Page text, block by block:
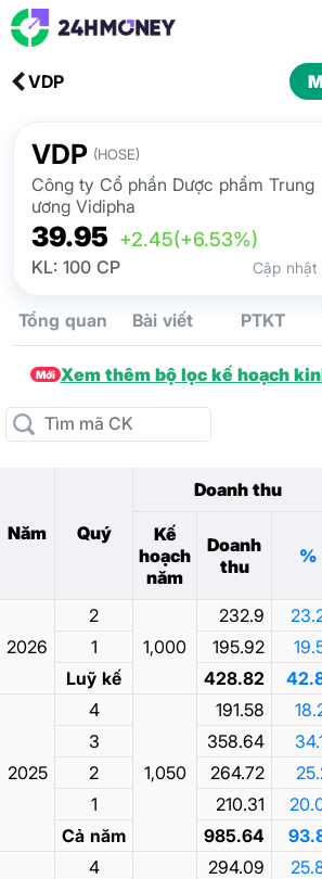
VDP
VDP (HOSE)
Công ty Cổ phần Dược phẩm Trung
ương Vidipha
39.95 +2.45(+6.53%)
KL: 100 CP Cập nhật
Tổng quan Bài viết PTKT
Mới Xem thêm bộ lọc kế hoạch
Năm Quý
Doanh thu
Kế
hoạch
năm
Doanh
thu
%
2026
2
1,000
232.9
1
195.92
Luỹ kế
428.82
2025
4
1,050
191.58
3
358.64
2
264.72
1
210.31
Cả năm
985.64
4 294.09